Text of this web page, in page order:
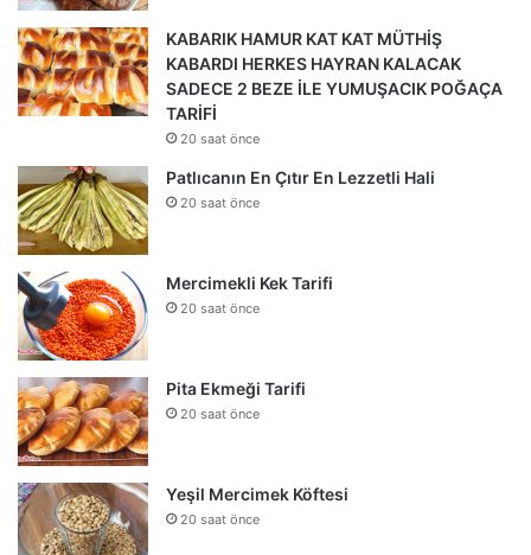
KABARIK HAMUR KAT KAT MÜTHİŞ
KABARDI HERKES HAYRAN KALACAK
SADECE 2 BEZE İLE YUMUŞACIK POĞAÇA
TARİFİ
20 saat önce
Patlıcanın En Çıtır En Lezzetli Hali
20 saat önce
Mercimekli Kek Tarifi
20 saat önce
Pita Ekmeği Tarifi
20 saat önce
Yeşil Mercimek Köftesi
20 saat önce